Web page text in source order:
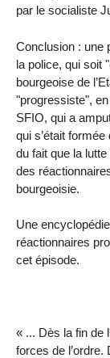
par le socialiste
Conclusion : une
la police, qui soit
bourgeoise de
"progressiste",
SFIO, qui a
qui s’était
du fait que la
des
bourgeoisie.
Une
réactionnaires
cet épisode.
« ... Dès la fin de
forces de l’ordre.